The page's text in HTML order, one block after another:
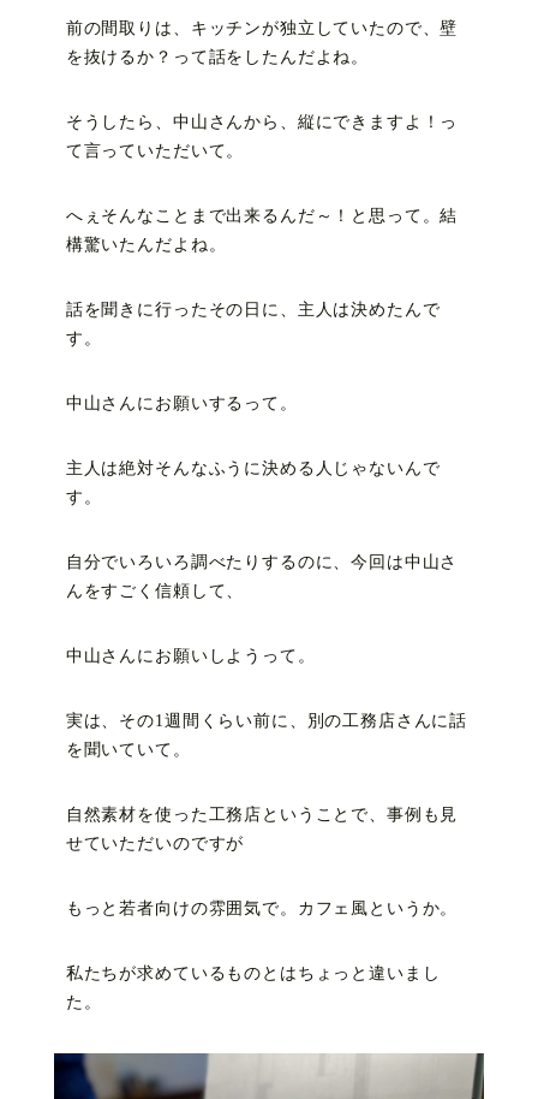
前の間取りは、キッチンが独立していたので、壁
を抜けるか？って話をしたんだよね。
そうしたら、中山さんから、縦にできますよ！っ
て言っていただいて。
へぇそんなことまで出来るんだ～！と思って。結
構驚いたんだよね。
話を聞きに行ったその日に、主人は決めたんで
す。
中山さんにお願いするって。
主人は絶対そんなふうに決める人じゃないんで
す。
自分でいろいろ調べたりするのに、今回は中山さ
んをすごく信頼して、
中山さんにお願いしようって。
実は、その1週間くらい前に、別の工務店さんに話
を聞いていて。
自然素材を使った工務店ということで、事例も見
せていただいのですが
もっと若者向けの雰囲気で。カフェ風というか。
私たちが求めているものとはちょっと違いまし
た。